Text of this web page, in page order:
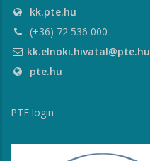
kk.pte.hu
(+36) 72 536 000
kk.elnoki.hivatal@pte.hu
pte.hu
PTE login